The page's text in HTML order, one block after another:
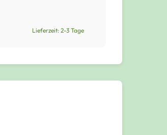
Lieferzeit: 2-3 Tage